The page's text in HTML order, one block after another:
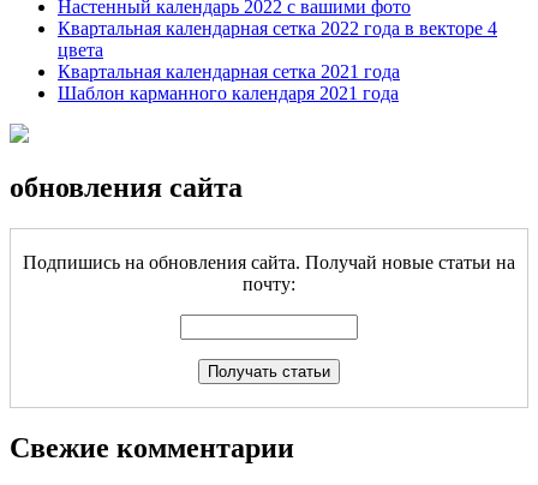
Настенный календарь 2022 с вашими фото
Квартальная календарная сетка 2022 года в векторе 4
цвета
Квартальная календарная сетка 2021 года
Шаблон карманного календаря 2021 года
обновления сайта
Подпишись на обновления сайта. Получай новые статьи на
почту:
Свежие комментарии